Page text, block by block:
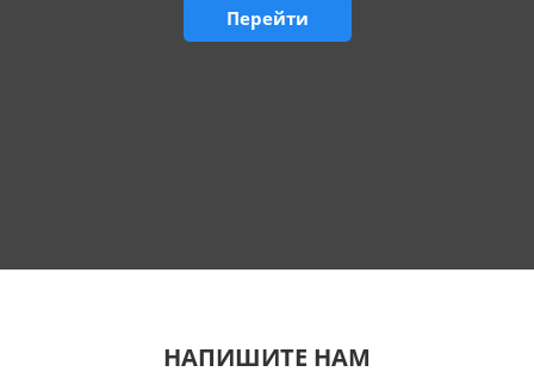
Перейти
НАПИШИТЕ НАМ